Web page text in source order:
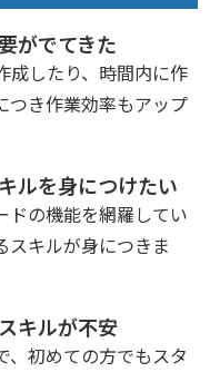
がでてきた
成したり、時間内に作
つき作業効率もアップ
ルを身につけたい
ドの機能を網羅してい
スキルが身につきま
キルが不安
、初めての方でもスタ